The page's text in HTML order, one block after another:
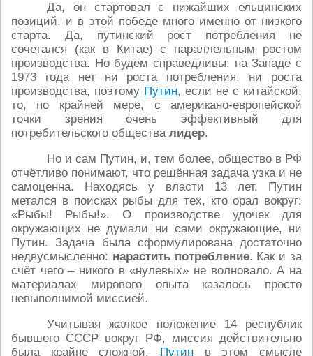
Да, он стартовал с нижайших ельцинских
позиций, и в этой победе много именно от низкого
старта. Да, путинский рост потребления не
сочетался (как в Китае) с параллельным ростом
производства. Но будем справедливы: на Западе с
1973 года нет ни роста потребления, ни роста
производства, поэтому Путин, если не с китайской,
то, по крайней мере, с американо-европейской
точки зрения очень эффективный для
потребительского общества лидер.
Но и сам Путин, и, тем более, общество в РФ
отчётливо понимают, что решённая задача узка и не
самоценна. Находясь у власти 13 лет, Путин
метался в поисках рыбы для тех, кто орал вокруг:
«Рыбы! Рыбы!». О производстве удочек для
окружающих не думали ни сами окружающие, ни
Путин. Задача была сформулирована достаточно
недвусмысленно: нарастить потребление. Как и за
счёт чего – никого в «нулевых» не волновало. А на
материалах мирового опыта казалось просто
невыполнимой миссией.
Учитывая жалкое положение 14 республик
бывшего СССР вокруг РФ, миссия действительно
была крайне сложной. Путин в этом смысле